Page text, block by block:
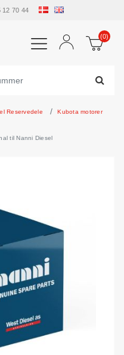
12 70 44
(0)
Reservedele
Kubota motorer
til Nanni Diesel